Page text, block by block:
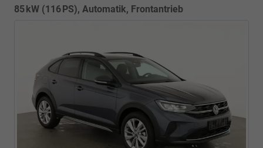
85 kW (116 PS), Automatik, Frontantrieb